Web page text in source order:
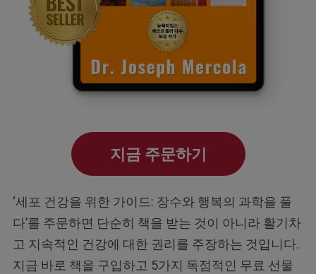
지금 주문하기
‘세포 건강을 위한 가이드: 장수와 행복의 과학을 풀
다’를 주문하면 단순히 책을 받는 것이 아니라 활기차
고 지속적인 건강에 대한 권리를 주장하는 것입니다.
지금 바로 책을 구입하고 5가지 독점적인 무료 선물